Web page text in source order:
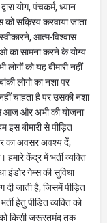
योग, पंचकर्म, ध्यान
को सक्रिय करवाया जाता
आत्म-विश्वास
का सामना करने के योग्य
को यह बीमारी नहीं
लोगो का नशा पर
चाहता है पर उसकी नशा
आज और अभी की योजना
इस बीमारी से पीड़ित
का अवसर अवश्य दें,
केंद्र में भर्ती व्यक्ति
इंडोर गेम्स की सुविधा
दी जाती है, जिसमें पीड़ित
हेतु पीड़ित व्यक्ति को
को किसी जरूरतमंद तक